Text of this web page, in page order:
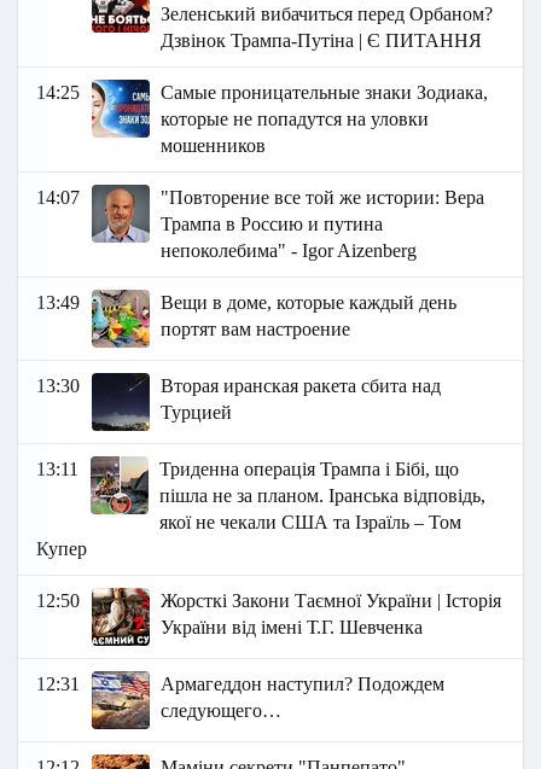
Зеленський вибачиться перед Орбаном?
Дзвінок Трампа-Путіна | Є ПИТАННЯ
14:25
Самые проницательные знаки Зодиака,
которые не попадутся на уловки
мошенников
14:07
"Повторение все той же истории: Вера
Трампа в Россию и путина
непоколебима" - Igor Aizenberg
13:49
Вещи в доме, которые каждый день
портят вам настроение
13:30
Вторая иранская ракета сбита над
Турцией
13:11
Триденна операція Трампа і Бібі, що
пішла не за планом. Іранська відповідь,
якої не чекали США та Ізраїль – Том
Купер
12:50
Жорсткі Закони Таємної України | Історія
України від імені Т.Г. Шевченка
12:31
Армагеддон наступил? Подождем
следующего…